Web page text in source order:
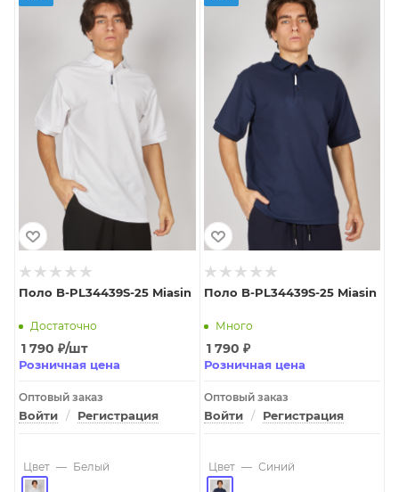
Поло B-PL34439S-25 Miasin
Достаточно
1 790 ₽/шт
Розничная цена
Оптовый заказ
Войти / Регистрация
Цвет — Белый
Поло B-PL34439S-25 Miasin
Много
1 790 ₽
Розничная цена
Оптовый заказ
Войти / Регистрация
Цвет — Синий